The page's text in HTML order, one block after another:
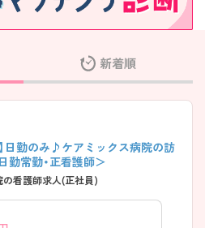
新着順
日勤のみ♪ケアミックス病院の訪
勤常勤・正看護師＞
看護師求人(正社員)